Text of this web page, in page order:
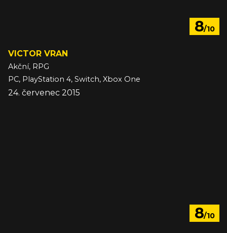
8/10
VICTOR VRAN
Akční, RPG
PC, PlayStation 4, Switch, Xbox One
24. červenec 2015
8/10